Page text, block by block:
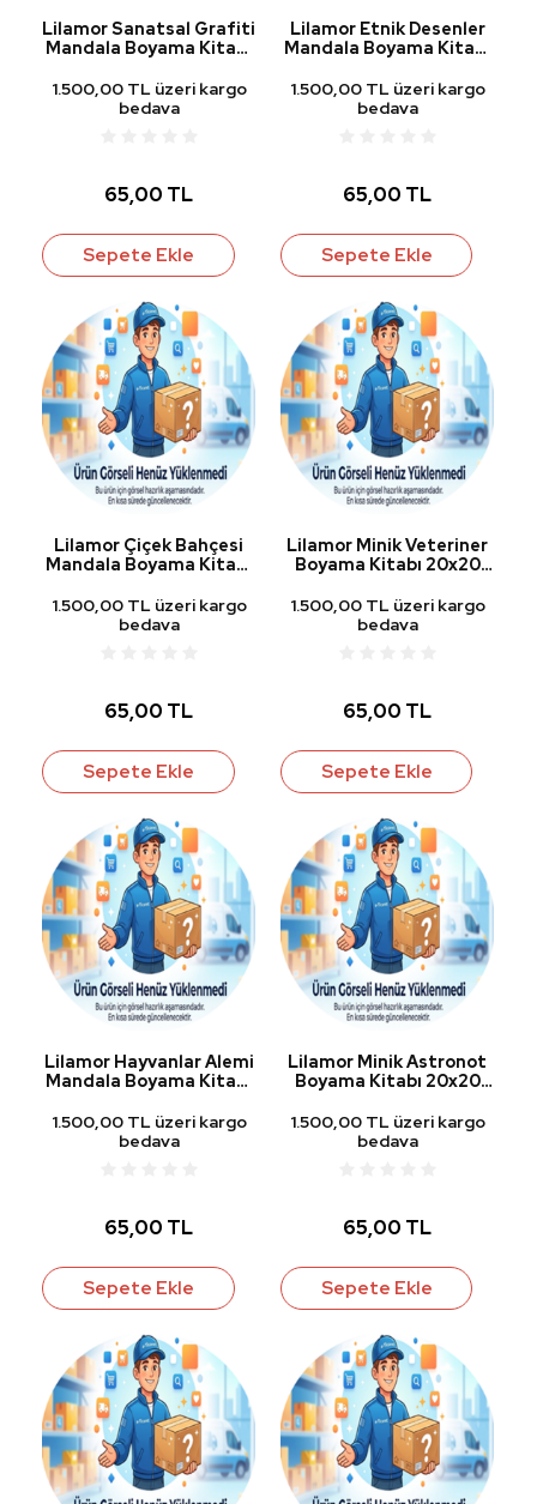
Lilamor Sanatsal Grafiti
Mandala Boyama Kitabı
1.500,00 TL üzeri kargo
bedava
65,00 TL
Sepete Ekle
Lilamor Etnik Desenler
Mandala Boyama Kitabı
1.500,00 TL üzeri kargo
bedava
65,00 TL
Sepete Ekle
Lilamor Çiçek Bahçesi
Mandala Boyama Kitabı
1.500,00 TL üzeri kargo
bedava
65,00 TL
Sepete Ekle
Lilamor Minik Veteriner
Boyama Kitabı 20x20
1.500,00 TL üzeri kargo
bedava
65,00 TL
Sepete Ekle
Lilamor Hayvanlar Alemi
Mandala Boyama Kitabı
1.500,00 TL üzeri kargo
bedava
65,00 TL
Sepete Ekle
Lilamor Minik Astronot
Boyama Kitabı 20x20
1.500,00 TL üzeri kargo
bedava
65,00 TL
Sepete Ekle